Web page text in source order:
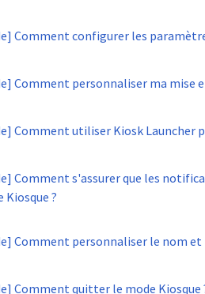
Comment configurer les
Comment personnaliser ma mise
Comment utiliser Kiosk Launcher
Comment s'assurer que les
Kiosque ?
Comment personnaliser le nom
Comment quitter le mode Kiosque